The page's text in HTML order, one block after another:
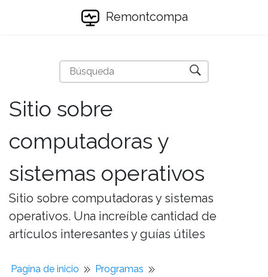
Remontcompa
Sitio sobre
computadoras y
sistemas operativos
Sitio sobre computadoras y sistemas
operativos. Una increíble cantidad de
artículos interesantes y guías útiles
Pagina de inicio
Programas